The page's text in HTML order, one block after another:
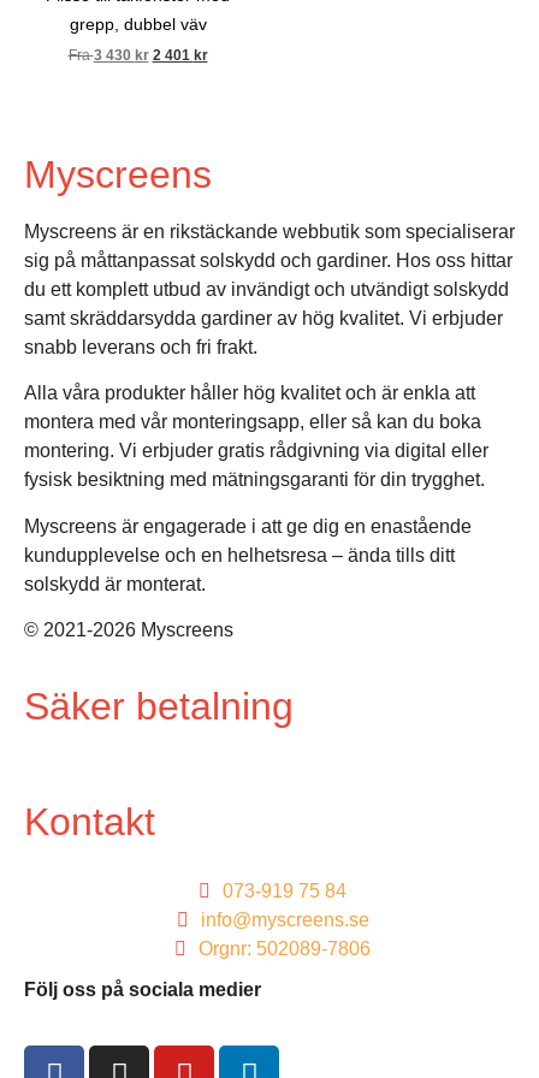
Ljusinsläpp: 10%.
310064 Mörkgrå Matt.
Transparens: 0%.
Ljusinsläpp: 9%.
320051 Ljusbeige.
Genomskinlig.
Transparens: 10%.
Ljusinsläpp: 46%.
330014 Svart. Slät.
Transparens: 0%.
Med barnsäkring klipper vi lite av sladden för att
Champagne
grepp, dubbel väv
Fra 3 430 kr 2 401 kr
Myscreens
Myscreens är en rikstäckande webbutik som specialiserar
sig på måttanpassat solskydd och gardiner. Hos oss hittar
du ett komplett utbud av invändigt och utvändigt solskydd
samt skräddarsydda gardiner av hög kvalitet. Vi erbjuder
snabb leverans och fri frakt.
Alla våra produkter håller hög kvalitet och är enkla att
montera med vår monteringsapp, eller så kan du boka
montering. Vi erbjuder gratis rådgivning via digital eller
fysisk besiktning med mätningsgaranti för din trygghet.
Myscreens är engagerade i att ge dig en enastående
kundupplevelse och en helhetsresa – ända tills ditt
solskydd är monterat.
© 2021-2026 Myscreens
Säker betalning
Kontakt
073-919 75 84
info@myscreens.se
Orgnr: 502089-7806
Följ oss på sociala medier